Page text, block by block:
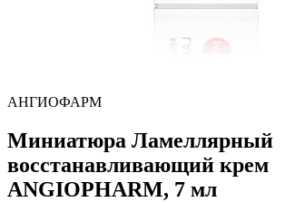
АНГИОФАРМ
Миниатюра Ламеллярный
восстанавливающий крем
ANGIOPHARM, 7 мл